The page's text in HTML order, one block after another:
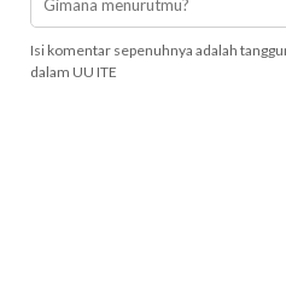
Isi komentar sepenuhnya adalah
dalam UU ITE